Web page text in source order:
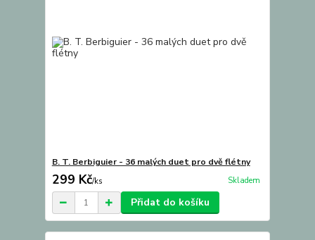
B. T. Berbiguier - 36 malých duet pro dvě flétny
299 Kč/ks Skladem
Přidat do košíku